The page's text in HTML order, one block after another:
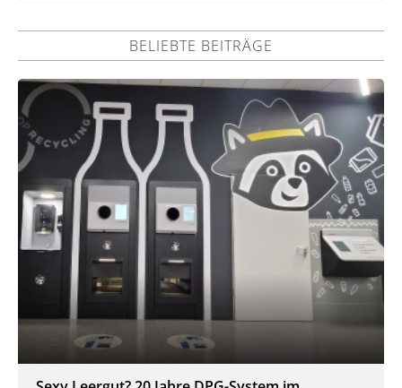
BELIEBTE BEITRÄGE